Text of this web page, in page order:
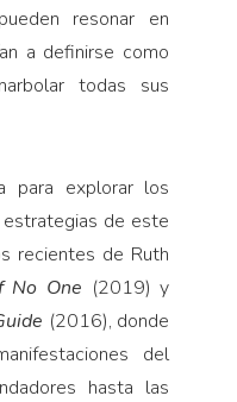
resonar en
a definirse como
todas sus
para explorar los
de este
recientes de Ruth
No One (2019) y
(2016), donde
del
hasta las